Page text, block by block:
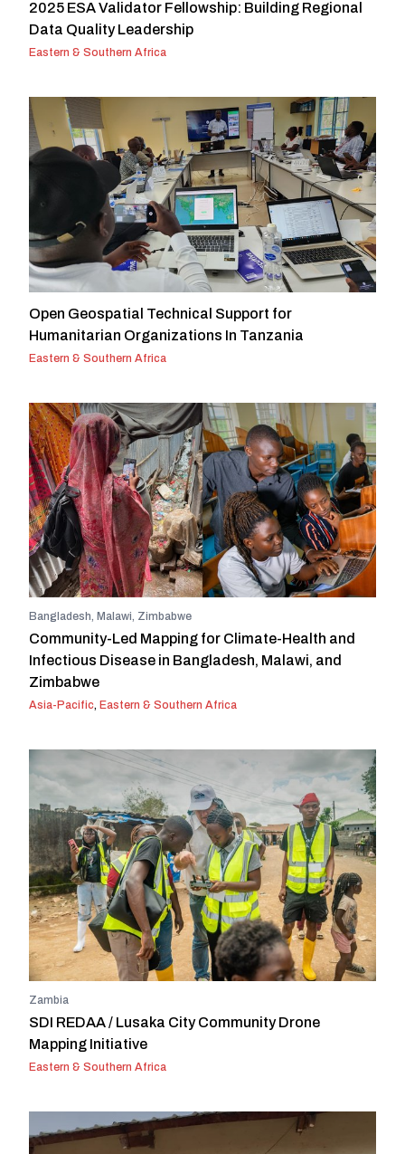
2025 ESA Validator Fellowship: Building Regional
Data Quality Leadership
Eastern & Southern Africa
Open Geospatial Technical Support for
Humanitarian Organizations In Tanzania
Eastern & Southern Africa
Bangladesh, Malawi, Zimbabwe
Community-Led Mapping for Climate-Health and
Infectious Disease in Bangladesh, Malawi, and
Zimbabwe
Asia-Pacific, Eastern & Southern Africa
Zambia
SDI REDAA / Lusaka City Community Drone
Mapping Initiative
Eastern & Southern Africa